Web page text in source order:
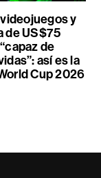
y
de US$75
de
así es la
Cup 2026